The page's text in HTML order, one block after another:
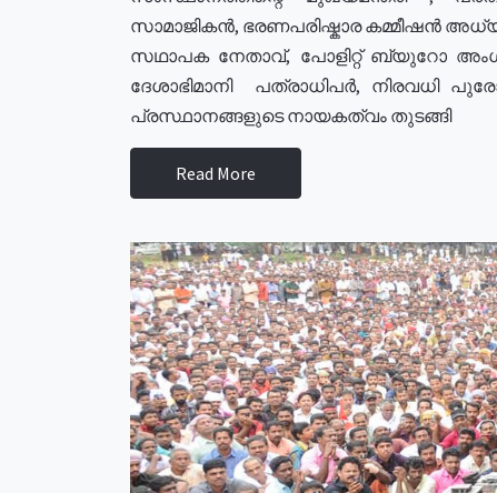
സാമാജികൻ, ഭരണപരിഷ്കാര കമ്മീഷൻ
സഥാപക നേതാവ്, പോളിറ്റ് ബ്യുറോ
ദേശാഭിമാനി പത്രാധിപർ, നിരവധി
പ്രസ്ഥാനങ്ങളുടെ നായകത്വം തുടങ്ങി
Read More